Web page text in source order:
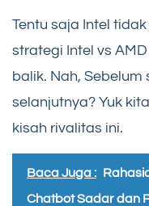
Tentu saja Intel
strategi Intel vs
balik. Nah,
selanjutnya? Yuk
kisah rivalitas ini.
Baca Juga :
Chatbot Sadar dan